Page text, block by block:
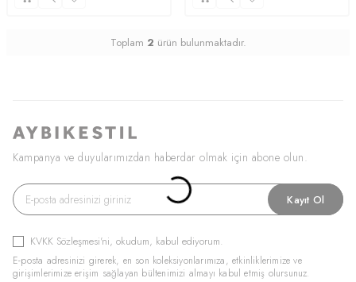
Toplam 2 ürün bulunmaktadır.
Kampanya ve duyularımızdan haberdar olmak için abone olun.
Kayıt Ol
KVKK Sözleşmesi'ni, okudum, kabul ediyorum.
E-posta adresinizi girerek, en son koleksiyonlarımıza, etkinliklerimize ve
girişimlerimize erişim sağlayan bültenimizi almayı kabul etmiş olursunuz.